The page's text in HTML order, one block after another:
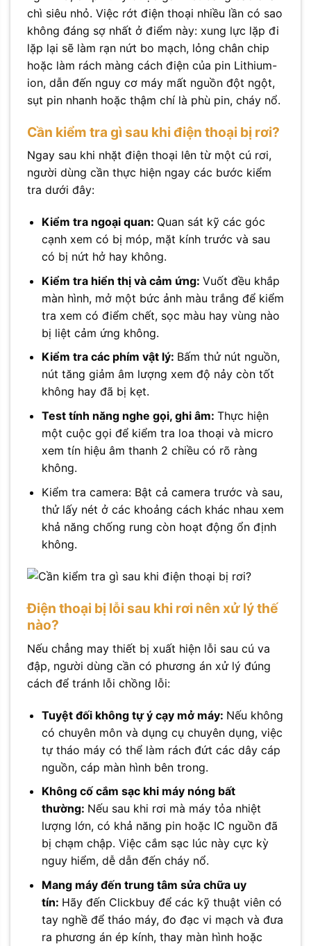
chì siêu nhỏ. Việc rớt điện thoại nhiều lần có sao
không đáng sợ nhất ở điểm này: xung lực lặp đi
lặp lại sẽ làm rạn nứt bo mạch, lỏng chân chip
hoặc làm rách màng cách điện của pin Lithium-
ion, dẫn đến nguy cơ máy mất nguồn đột ngột,
sụt pin nhanh hoặc thậm chí là phù pin, cháy nổ.
Cần kiểm tra gì sau khi điện thoại bị rơi?
Ngay sau khi nhặt điện thoại lên từ một cú rơi,
người dùng cần thực hiện ngay các bước kiểm
tra dưới đây:
Kiểm tra ngoại quan: Quan sát kỹ các góc
cạnh xem có bị móp, mặt kính trước và sau
có bị nứt hở hay không.
Kiểm tra hiển thị và cảm ứng: Vuốt đều khắp
màn hình, mở một bức ảnh màu trắng để kiểm
tra xem có điểm chết, sọc màu hay vùng nào
bị liệt cảm ứng không.
Kiểm tra các phím vật lý: Bấm thử nút nguồn,
nút tăng giảm âm lượng xem độ nảy còn tốt
không hay đã bị kẹt.
Test tính năng nghe gọi, ghi âm: Thực hiện
một cuộc gọi để kiểm tra loa thoại và micro
xem tín hiệu âm thanh 2 chiều có rõ ràng
không.
Kiểm tra camera: Bật cả camera trước và sau,
thử lấy nét ở các khoảng cách khác nhau xem
khả năng chống rung còn hoạt động ổn định
không.
Điện thoại bị lỗi sau khi rơi nên xử lý thế
nào?
Nếu chẳng may thiết bị xuất hiện lỗi sau cú va
đập, người dùng cần có phương án xử lý đúng
cách để tránh lỗi chồng lỗi:
Tuyệt đối không tự ý cạy mở máy: Nếu không
có chuyên môn và dụng cụ chuyên dụng, việc
tự tháo máy có thể làm rách đứt các dây cáp
nguồn, cáp màn hình bên trong.
Không cố cắm sạc khi máy nóng bất
thường: Nếu sau khi rơi mà máy tỏa nhiệt
lượng lớn, có khả năng pin hoặc IC nguồn đã
bị chạm chập. Việc cắm sạc lúc này cực kỳ
nguy hiểm, dễ dẫn đến cháy nổ.
Mang máy đến trung tâm sửa chữa uy
tín: Hãy đến Clickbuy để các kỹ thuật viên có
tay nghề để tháo máy, đo đạc vi mạch và đưa
ra phương án ép kính, thay màn hình hoặc